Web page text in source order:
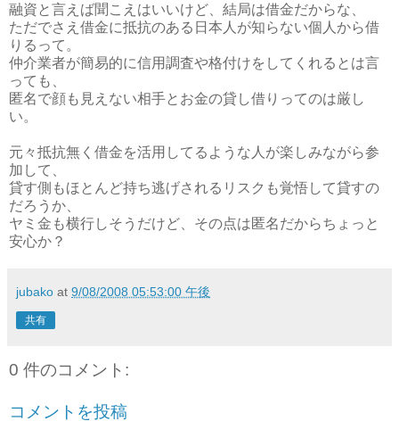
融資と言えば聞こえはいいけど、結局は借金だからな、
ただでさえ借金に抵抗のある日本人が知らない個人から借
りるって。
仲介業者が簡易的に信用調査や格付けをしてくれるとは言
っても、
匿名で顔も見えない相手とお金の貸し借りってのは厳し
い。
元々抵抗無く借金を活用してるような人が楽しみながら参
加して、
貸す側もほとんど持ち逃げされるリスクも覚悟して貸すの
だろうか、
ヤミ金も横行しそうだけど、その点は匿名だからちょっと
安心か？
jubako at 9/08/2008 05:53:00 午後
共有
0 件のコメント:
コメントを投稿